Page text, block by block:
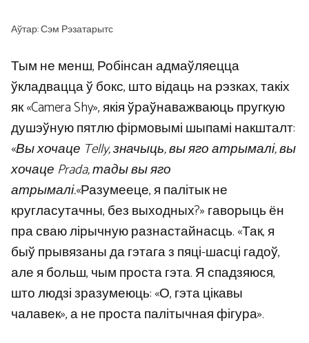
Аўтар: Сэм Рэзатарытс
Тым не менш, Робінсан адмаўляецца
ўкладвацца ў бокс, што відаць на рэзках, такіх
як «Camera Shy», якія ўраўнаважваюць пругкую
душэўную пятлю фірмовымі шыпамі накшталт:
«Вы хочаце Telly, значыць, вы яго атрымалі, вы
хочаце Prada, тады вы яго
атрымалі.«Разумееце, я палітык не
кругласутачны, без выходных?» гаворыць ён
пра сваю лірычную разнастайнасць. «Так, я
быў прывязаны да гэтага з пяці-шасці гадоў,
але я больш, чым проста гэта. Я спадзяюся,
што людзі зразумеюць: «О, гэта цікавы
чалавек», а не проста палітычная фігура».